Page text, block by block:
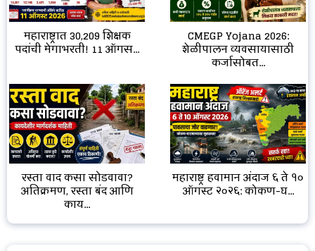
महाराष्ट्रात 30,209 शिक्षक
पदांची मेगाभरती! 11 ऑगस...
CMEGP Yojana 2026:
शेळीपालन व्यवसायासाठी
कर्जासोबत...
रस्ता वाद कसा सोडवावा?
अतिक्रमण, रस्ता बंद आणि
काय...
महाराष्ट्र हवामान अंदाज ६ ते १०
ऑगस्ट २०२६: कोकण-घ...